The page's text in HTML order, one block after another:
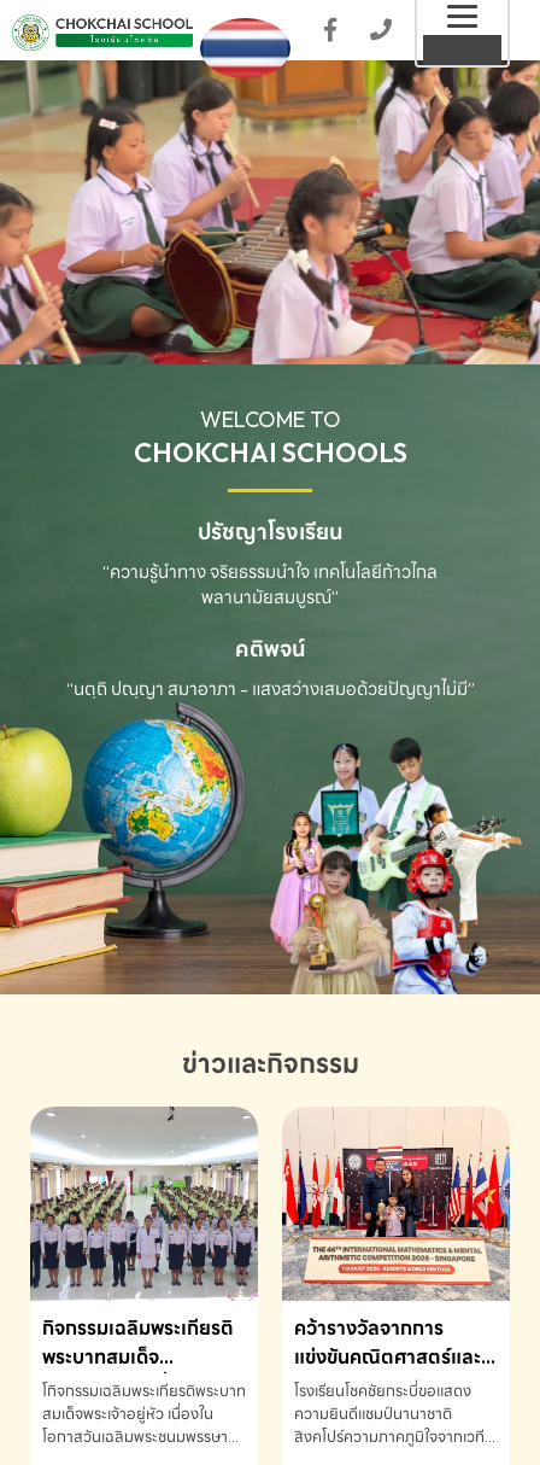
WELCOME TO
CHOKCHAI SCHOOLS
ปรัชญาโรงเรียน
“ความรู้นำทาง จริยธรรมนำใจ เทคโนโลยีก้าวไกล
พลานามัยสมบูรณ์”
คติพจน์
“นตฺถิ ปณฺญา สมาอาภา - แสงสว่างเสมอด้วยปัญญาไม่มี”
ข่าวและกิจกรรม
กิจกรรมเฉลิมพระเกียรติ
พระบาทสมเด็จ
พระเจ้าอยู่หัว เนื่องใน
โอกาสวันเฉลิม
พระชนมพรรษา
โกิจกรรมเฉลิมพระเกียรติพระบาท
สมเด็จพระเจ้าอยู่หัว เนื่องใน
โอกาสวันเฉลิมพระชนมพรรษา
คว้ารางวัลจากการ
แข่งขันคณิตศาสตร์และ
คณิตคิดเร็วนานาชาติ
ครั้งที่ 46 ประจำปี 2569
ณ ประเทศสิงคโปร์
โรงเรียนโชคชัยกระบี่ขอแสดง
ความยินดีแชมป์นานาชาติ
สิงคโปร์ความภาคภูมิใจจากเวที